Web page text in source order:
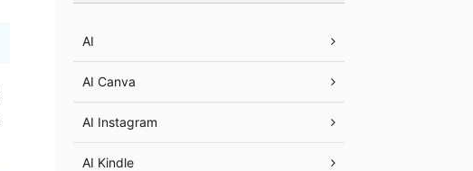
AI
AI Canva
AI Instagram
AI Kindle